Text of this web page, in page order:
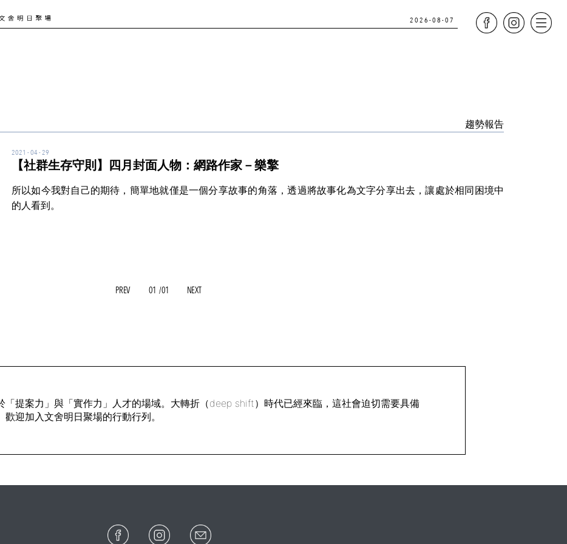
2026-08-07
趨勢報告
2021 - 04 - 29
【社群生存守則】四月封面人物：網路作家－樂擎
所以如今我對自己的期待，簡單地就僅是一個分享故事的角落，透過將故事化為文字分享出去，讓處於相同困境中
的人看到。
PREV 01 /01 NEXT
「提案力」與「實作力」人才的場域。大轉折（deep shift）時代已經來臨，這社會迫切需要具備
迎加入文舍明日聚場的行動行列。